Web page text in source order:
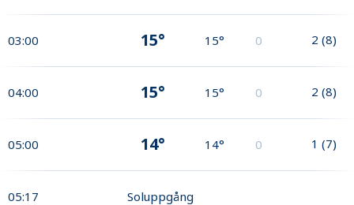
03:00 15° 15° 0 2 (8)
04:00 15° 15° 0 2 (8)
05:00 14° 14° 0 1 (7)
05:17 Soluppgång